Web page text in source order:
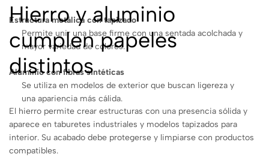
Estructura metálica con tapizado
Permite unir una base firme con una sentada acolchada y
mayor variedad de colores.
Aluminio con fibras sintéticas
Se utiliza en modelos de exterior que buscan ligereza y
una apariencia más cálida.
Hierro y aluminio
cumplen papeles
distintos
El hierro permite crear estructuras con una presencia sólida y
aparece en taburetes industriales y modelos tapizados para
interior. Su acabado debe protegerse y limpiarse con productos
compatibles.